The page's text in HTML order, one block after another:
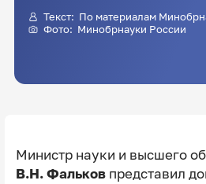
Текст: По материалам
Фото: Минобрнауки России
Министр науки и высшего
В.Н. Фальковпредставил